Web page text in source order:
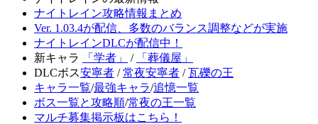
ナイトレイン攻略情報まとめ
Ver. 1.03.4が配信、多数のバランス調整などが実施
ナイトレインDLCが配信中！
新キャラ
「学者」 /
「葬儀屋」
DLCボス安寧者 /常夜安寧者 /瓦礫の王
キャラ一覧/最強キャラ/追憶一覧
ボス一覧と攻略順/常夜の王一覧
マルチ募集掲示板はこちら！